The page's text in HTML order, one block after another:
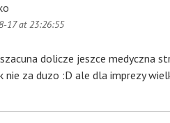
17 at 23:26:55
dolicze jeszce medyczna
za duzo :D ale dla imprezy